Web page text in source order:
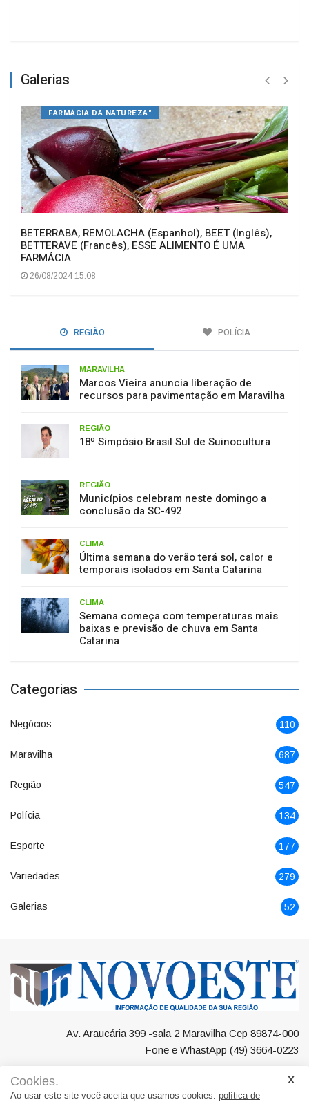
Galerias
FARMÁCIA DA NATUREZA"
BETERRABA, REMOLACHA (Espanhol), BEET (Inglês),
BETTERAVE (Francês), ESSE ALIMENTO É UMA
FARMÁCIA
26/08/2024 15:08
REGIÃO POLÍCIA
MARAVILHA
Marcos Vieira anuncia liberação de
recursos para pavimentação em Maravilha
REGIÃO
18º Simpósio Brasil Sul de Suinocultura
REGIÃO
Municípios celebram neste domingo a
conclusão da SC-492
CLIMA
Última semana do verão terá sol, calor e
temporais isolados em Santa Catarina
CLIMA
Semana começa com temperaturas mais
baixas e previsão de chuva em Santa
Catarina
Categorias
Negócios 110
Maravilha 687
Região 547
Polícia 134
Esporte 177
Variedades 279
Galerias 52
Av. Araucária 399 -sala 2 Maravilha Cep 89874-000
Fone e WhastApp (49) 3664-0223
Cookies.
Ao usar este site você aceita que usamos cookies. política de